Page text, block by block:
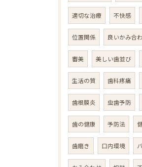
適切な治療 不快感
位置関係 良いかみ合
審美 美しい歯並び
生活の質 歯科疼痛
歯根膜炎 虫歯予防
歯の健康 予防法
歯磨き 口内環境